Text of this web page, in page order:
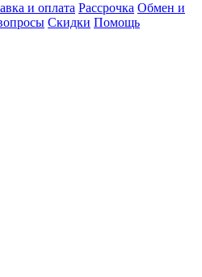
и оплата Рассрочка Обмен и
Скидки Помощь